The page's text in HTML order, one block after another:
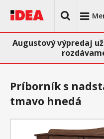
Augustový výpredaj
Príborník s
tmavo hnedá